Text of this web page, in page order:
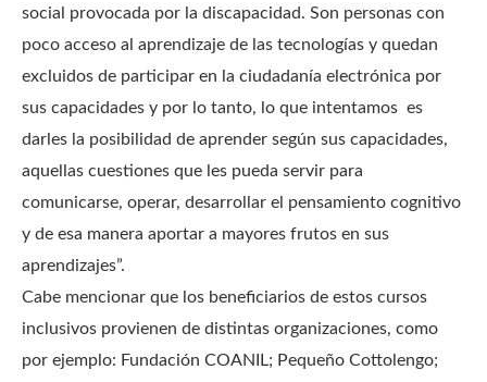
social provocada por la discapacidad. Son personas con
poco acceso al aprendizaje de las tecnologías y quedan
excluidos de participar en la ciudadanía electrónica por
sus capacidades y por lo tanto, lo que intentamos es
darles la posibilidad de aprender según sus capacidades,
aquellas cuestiones que les pueda servir para
comunicarse, operar, desarrollar el pensamiento cognitivo
y de esa manera aportar a mayores frutos en sus
aprendizajes”.
Cabe mencionar que los beneficiarios de estos cursos
inclusivos provienen de distintas organizaciones, como
por ejemplo: Fundación COANIL; Pequeño Cottolengo;